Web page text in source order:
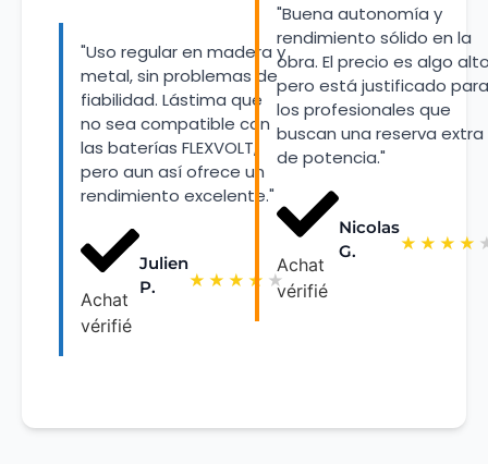
"Uso regular en madera y
metal, sin problemas de
fiabilidad. Lástima que
no sea compatible con
las baterías FLEXVOLT,
pero aun así ofrece un
rendimiento excelente."
Achat
vérifié
Julien
P.
★ ★ ★ ★ ★
"Buena autonomía y
rendimiento sólido en la
obra. El precio es algo
pero está justificado para
los profesionales que
buscan una reserva extra
de potencia."
Achat
vérifié
Nicolas
G.
★ ★ ★ ★